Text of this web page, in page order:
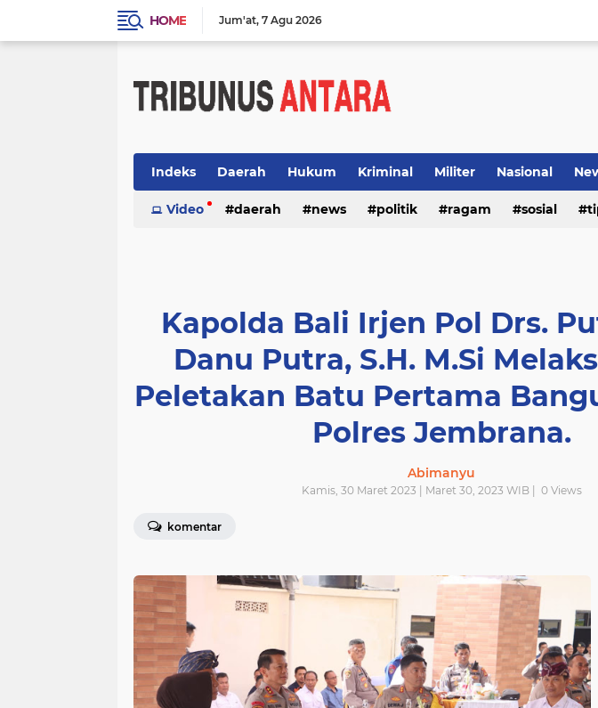
HOME Jum'at 7 Agu 2026
Indeks Daerah Hukum Kriminal Militer Nasional
Video daerah news politik ragam sosial
Kapolda Bali Irjen Pol Drs.
Danu Putra, S.H. M.Si
Peletakan Batu Pertama
Polres Jembrana.
Abimanyu
Kamis, 30 Maret 2023 | Maret 30, 2023 WIB | 0Views
komentar